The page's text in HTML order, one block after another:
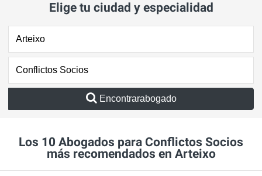
Elige tu ciudad y especialidad
Encontrarabogado
Los 10 Abogados para Conflictos Socios
más recomendados en Arteixo